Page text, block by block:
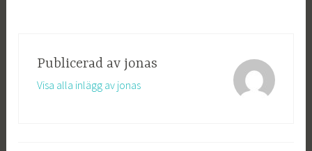
Publicerad av jonas
Visa alla inlägg av jonas